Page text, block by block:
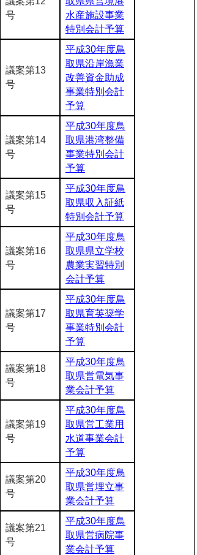
号
水産施設事業
特別会計予算
議案第13
号
平成30年度鳥
取県沿岸漁業
改善資金助成
事業特別会計
予算
議案第14
号
平成30年度鳥
取県港湾整備
事業特別会計
予算
議案第15
号
平成30年度鳥
取県収入証紙
特別会計予算
議案第16
号
平成30年度鳥
取県県立学校
農業実習特別
会計予算
議案第17
号
平成30年度鳥
取県育英奨学
事業特別会計
予算
議案第18
号
平成30年度鳥
取県営電気事
業会計予算
議案第19
号
平成30年度鳥
取県営工業用
水道事業会計
予算
議案第20
号
平成30年度鳥
取県営埋立事
業会計予算
議案第21
号
平成30年度鳥
取県営病院事
業会計予算